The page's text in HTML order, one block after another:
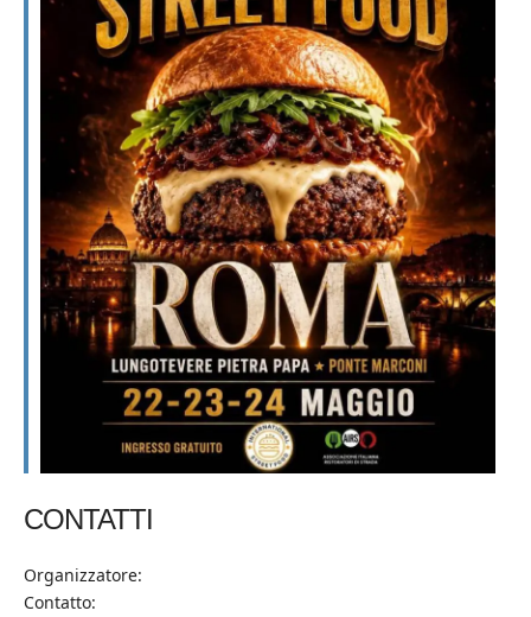
CONTATTI
Organizzatore:
Contatto: